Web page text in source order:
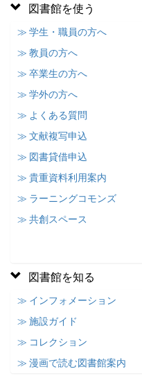
図書館を使う
≫ 学生・職員の方へ
≫ 教員の方へ
≫ 卒業生の方へ
≫ 学外の方へ
≫ よくある質問
≫ 文献複写申込
≫ 図書貸借申込
≫ 貴重資料利用案内
≫ ラーニングコモンズ
≫ 共創スペース
図書館を知る
≫ インフォメーション
≫ 施設ガイド
≫ コレクション
≫ 漫画で読む図書館案内